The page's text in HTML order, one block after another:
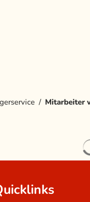
Mitarbeiter